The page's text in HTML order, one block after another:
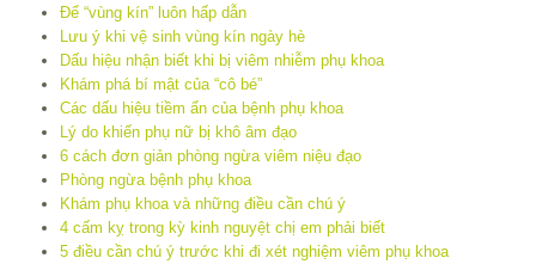
Để “vùng kín” luôn hấp dẫn
Lưu ý khi vệ sinh vùng kín ngày hè
Dấu hiệu nhận biết khi bị viêm nhiễm phụ khoa
Khám phá bí mật của “cô bé”
Các dấu hiệu tiềm ẩn của bệnh phụ khoa
Lý do khiến phụ nữ bị khô âm đạo
6 cách đơn giản phòng ngừa viêm niệu đạo
Phòng ngừa bệnh phụ khoa
Khám phụ khoa và những điều cần chú ý
4 cấm kỵ trong kỳ kinh nguyệt chị em phải biết
5 điều cần chú ý trước khi đi xét nghiệm viêm phụ khoa